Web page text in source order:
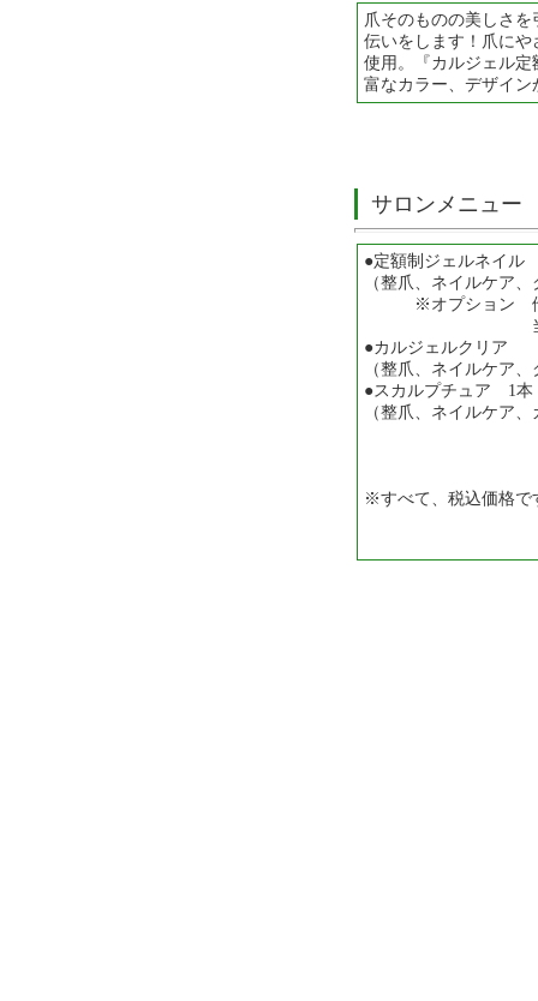
爪そのものの美しさ
伝いをします！爪に
使用。『カルジェル
富なカラー、デザイ
サロンメニュー
●定額制ジェルネイル
（整爪、ネイルケア
※オプション 他
当店ジェル
●カルジェルク
（整爪、ネイルケア
●スカルプチュア 1
（整爪、ネイルケア
※すべて、税込価格で